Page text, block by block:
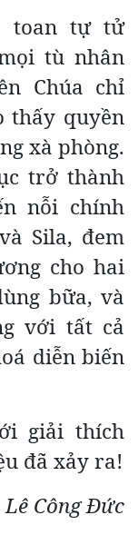
toan tự tử
tù nhân
Chúa chỉ
thấy quyền
xà phòng.
trở thành
nỗi chính
Sila, đem
cho hai
bữa, và
với tất cả
diễn biến
giải thích
đã xảy ra!
Công Đức